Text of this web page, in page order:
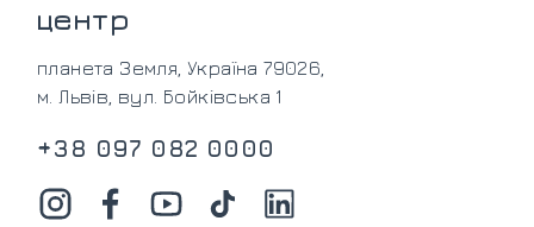
центр
планета Земля, Україна 79026,
м. Львів, вул. Бойківська 1
+38 097 082 0000